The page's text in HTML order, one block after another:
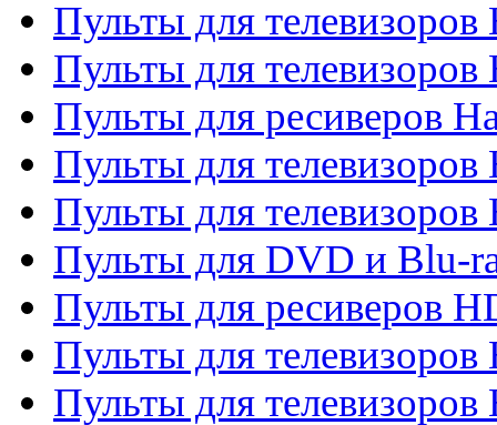
Пульты для телевизоров
Пульты для
Пульты для ресиверов
Пульты для телевизоров
Пульты для телевизоров
Пульты для DVD и Blu-
Пульты для ресиверов
Пульты для
Пульты для телевизоров